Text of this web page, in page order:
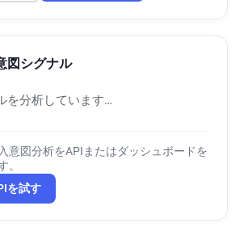
図シグナル
を分析しています…
意図分析をAPIまたはダッシュボードを
。
を試す